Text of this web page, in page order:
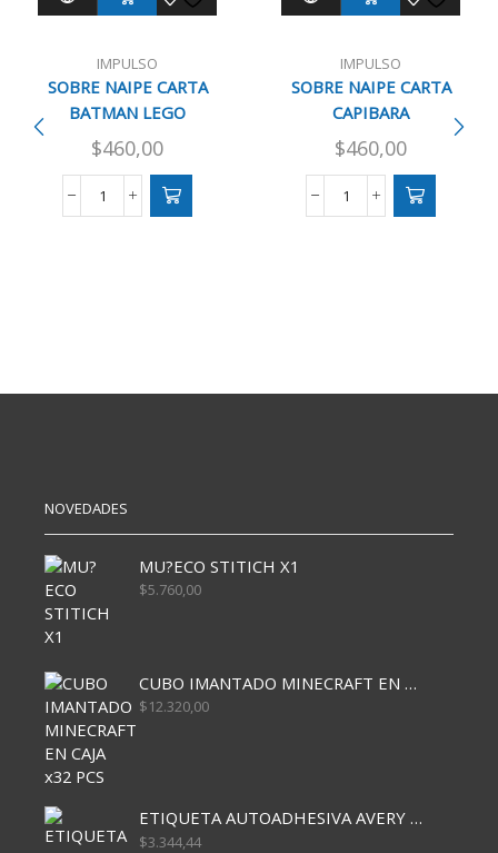
IMPULSO
SOBRE NAIPE CARTA
BATMAN LEGO
$460,00
SOBRE
IMPULSO
SOBRE NAIPE CARTA
CAPIBARA
$460,00
SOBRE
NOVEDADES
MU?ECO STITICH X1
$5.760,00
CUBO IMANTADO MINECRAFT EN CAJA x32 PCS
$12.320,00
ETIQUETA AUTOADHESIVA AVERY 3026 30H 20 X 70
$3.344,44